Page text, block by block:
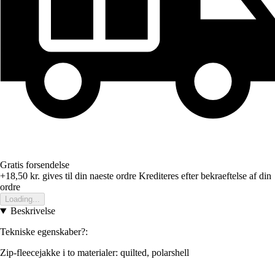
Gratis forsendelse
+18,50 kr. gives til din naeste ordre Krediteres efter bekraeftelse af din
ordre
Loading...
Beskrivelse
Tekniske egenskaber?:
Zip-fleecejakke i to materialer: quilted, polarshell